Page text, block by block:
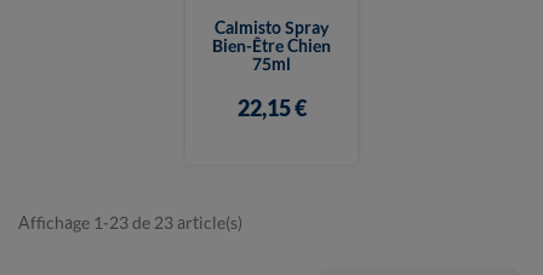
Calmisto Spray
Bien-Être Chien
75ml
22,15 €
Affichage 1-23 de 23 article(s)